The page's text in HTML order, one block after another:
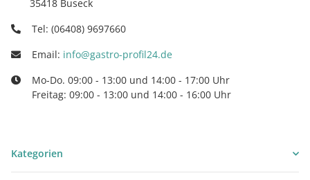
35418 Buseck
Tel: (06408) 9697660
Email: info@gastro-profil24.de
Mo-Do. 09:00 - 13:00 und 14:00 - 17:00 Uhr
Freitag: 09:00 - 13:00 und 14:00 - 16:00 Uhr
Kategorien